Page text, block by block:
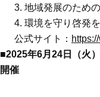
3. 地域発展のため
4. 環境を守り啓発
公式サイト：
■2025年6月24日（火
開催